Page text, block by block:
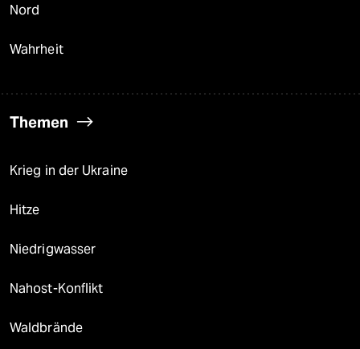
Nord
Wahrheit
Themen
Krieg in der Ukraine
Hitze
Niedrigwasser
Nahost-Konflikt
Waldbrände